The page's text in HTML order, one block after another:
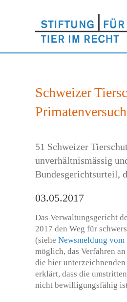
Schweizer
51 Schweizer
unverhältnismässig
Bundesgerichtsurteil,
03.05.2017
Das Verwaltungsgericht
2017 den Weg für
(siehe Newsmeldung
möglich, das Verfahren
die hier
erklärt, dass die
nicht bewilligungsfähig